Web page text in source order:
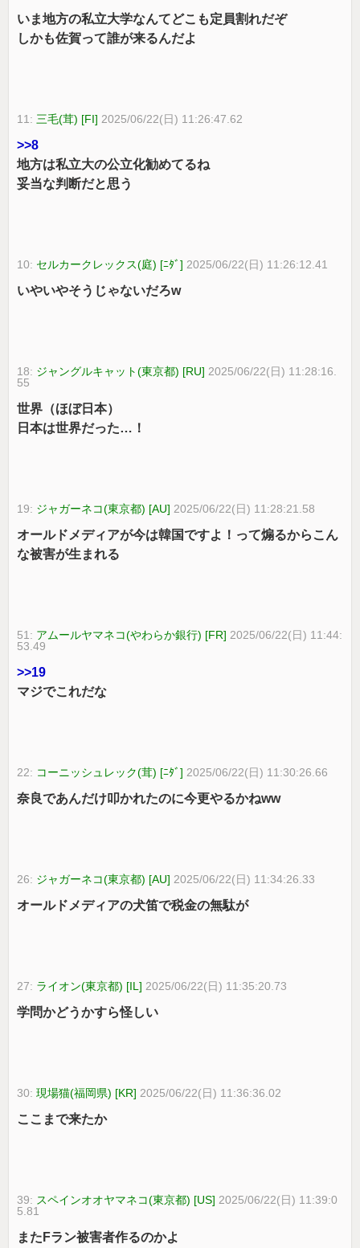
いま地方の私立大学なんてどこも定員割れだぞ
しかも佐賀って誰が来るんだよ
11: 三毛(茸) [FI] 2025/06/22(日) 11:26:47.62
>>8
地方は私立大の公立化勧めてるね
妥当な判断だと思う
10: セルカークレックス(庭) [ﾆﾀﾞ] 2025/06/22(日) 11:26:12.41
いやいやそうじゃないだろw
18: ジャングルキャット(東京都) [RU] 2025/06/22(日) 11:28:16.
55
世界（ほぼ日本）
日本は世界だった…！
19: ジャガーネコ(東京都) [AU] 2025/06/22(日) 11:28:21.58
オールドメディアが今は韓国ですよ！って煽るからこん
な被害が生まれる
51: アムールヤマネコ(やわらか銀行) [FR] 2025/06/22(日) 11:44:
53.49
>>19
マジでこれだな
22: コーニッシュレック(茸) [ﾆﾀﾞ] 2025/06/22(日) 11:30:26.66
奈良であんだけ叩かれたのに今更やるかねww
26: ジャガーネコ(東京都) [AU] 2025/06/22(日) 11:34:26.33
オールドメディアの犬笛で税金の無駄が
27: ライオン(東京都) [IL] 2025/06/22(日) 11:35:20.73
学問かどうかすら怪しい
30:現場猫(福岡県) [KR] 2025/06/22(日) 11:36:36.02
ここまで来たか
39: スペインオオヤマネコ(東京都) [US] 2025/06/22(日) 11:39:0
5.81
またFラン被害者作るのかよ